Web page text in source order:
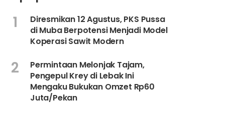
1
Diresmikan 12 Agustus, PKS Pussa
di Muba Berpotensi Menjadi Model
Koperasi Sawit Modern
2
Permintaan Melonjak Tajam,
Pengepul Krey di Lebak Ini
Mengaku Bukukan Omzet Rp60
Juta/Pekan